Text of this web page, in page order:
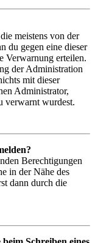
meistens von der
du gegen eine dieser
Verwarnung erteilen.
der Administration
mit dieser
Administrator,
verwarnt wurdest.
Berechtigungen
in der Nähe des
dann durch die